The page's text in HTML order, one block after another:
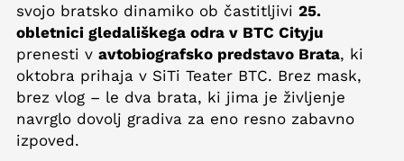
svojo bratsko dinamiko ob častitljivi 25.
obletnici gledališkega odra v BTC Cityju
prenesti v avtobiografsko predstavo Brata, ki
oktobra prihaja v SiTi Teater BTC. Brez mask,
brez vlog – le dva brata, ki jima je življenje
navrglo dovolj gradiva za eno resno zabavno
izpoved.